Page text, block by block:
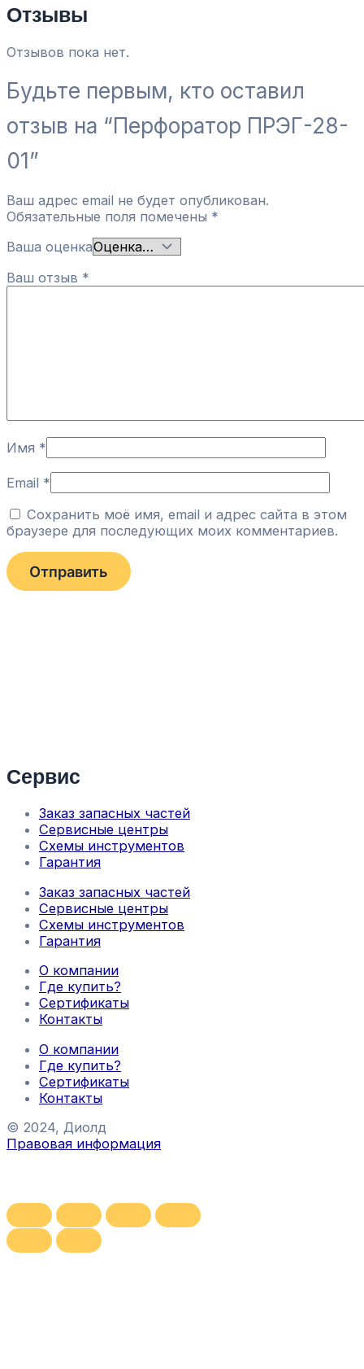
Отзывы
Отзывов пока нет.
Будьте первым, кто оставил
отзыв на “Перфоратор ПРЭГ-28-
01”
Ваш адрес email не будет опубликован.
Обязательные поля помечены *
Ваша оценка
Ваш отзыв *
Имя *
Email *
Сохранить моё имя, email и адрес сайта в этом
браузере для последующих моих комментариев.
Сервис
Заказ запасных частей
Сервисные центры
Схемы инструментов
Гарантия
Заказ запасных частей
Сервисные центры
Схемы инструментов
Гарантия
О компании
Где купить?
Сертификаты
Контакты
О компании
Где купить?
Сертификаты
Контакты
© 2024, Диолд
Правовая информация